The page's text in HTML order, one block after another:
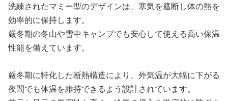
洗練されたマミー型のデザインは、寒気を遮断し体の熱を
効率的に保持します。
厳冬期の冬山や雪中キャンプでも安心して使える高い保温
性能を備えています。
厳冬期に特化した断熱構造により、外気温が大幅に下がる
夜間でも体温を維持できるよう設計されています。